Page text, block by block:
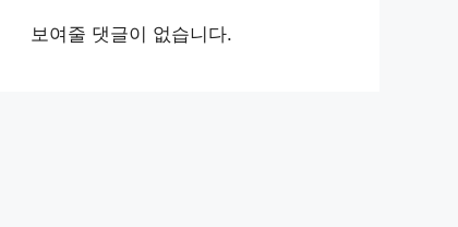
보여줄 댓글이 없습니다.